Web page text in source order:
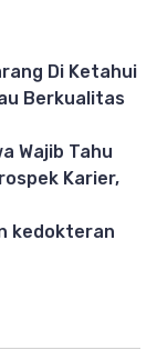
Di Ketahui
Berkualitas
Wajib Tahu
Karier,
kedokteran